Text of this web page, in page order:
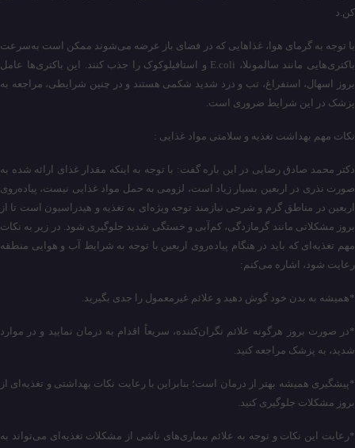
کن.د
با توجه به گرمای هوا، غذاهایی که در فضای باز عرضه می‌شوند ممکن است به‌سرعت
باکتری‌هایی مانند سالمونلا، E.coli و استافیلوکوک را جذب کنند. این باکتری‌ها عامل
بروز اسهال، استفراغ، تب و درد شدید شکمی هستند و در چنین شرایطی، مراجعه به
پزشک در این شرایط ضروری است.
نکات مهم بهداشت تغذیه و سلامتی مواد غذایی :
دکتر محمد صادق رضایی در این باره گفت: با توجه به اینکه مقدار غذای ارائه شده به
صورت نذری در اربعین بسیار زیاد است، لزومی به حمل مواد غذایی نیست، پیاده‌روی
اربعین در مناطق گرم و شرجی نیازمند توجه ویژه‌ای به تغذیه و هیدراسیون است تا از
بروز مشکلاتی مانند گرمازدگی، کم‌آبی و خستگی شدید جلوگیری شود. در زیر به نکات
مهم تغذیه‌ای که باید در هنگام پیاده‌روی اربعین با توجه به شرایط آب و هوایی منطقه
رعایت شود، اشاره می‌کنم:
*همیشه به بدن خود گوش دهید و علائم غیرمعمول را جدی بگیرید.
*در صورت بروز هرگونه علائم نگران‌کننده، سریعاً اقدام به درمان نمایید و در موارد
شدید، به پزشک مراجعه کنید.
*پیشگیری همیشه بهتر از درمان است؛ بنابراین با رعایت نکات بهداشتی و تغذیه‌ای از
بروز مشکلات جلوگیری کنید.
*رعایت این نکات و توجه به علائم بیماری‌های ناشی از مشکلات تغذیه‌ای می‌تواند به